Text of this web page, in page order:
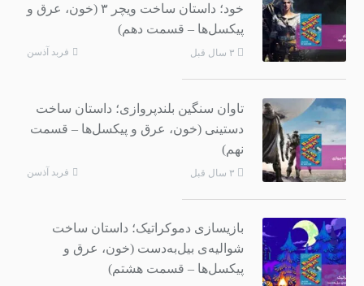
خود؛ داستان ساخت ویچر ۳ (خون، عرق و
پیکسل‌ها – قسمت دهم)
۳ سال قبل فربد آذسن
تاوان سنگین بلندپروازی؛ داستان ساخت
دستینی (خون، عرق و پیکسل‌ها – قسمت
نهم)
۳ سال قبل فربد آذسن
بازیسازی دموکراتیک؛ داستان ساخت
شوالیه‌ی بیل‌به‌دست (خون، عرق و
پیکسل‌ها – قسمت هشتم)